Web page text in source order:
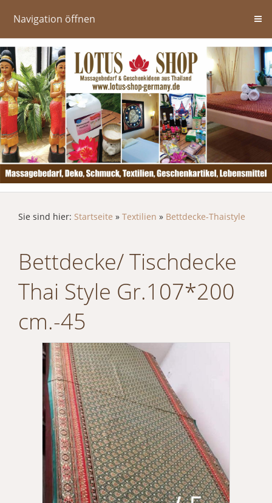
Navigation öffnen
Sie sind hier: Startseite » Textilien » Bettdecke-Thaistyle
Bettdecke/ Tischdecke
Thai Style Gr.107*200
cm.-45